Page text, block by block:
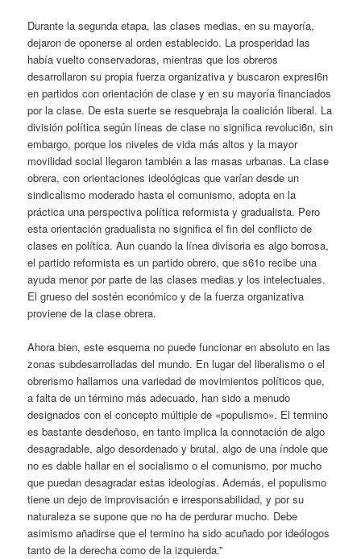
Durante la segunda etapa, las clases medias, en su mayoría,
dejaron de oponerse al orden establecido. La prosperidad las
había vuelto conservadoras, mientras que los obreros
desarrollaron su propia fuerza organizativa y buscaron expresi6n
en partidos con orientación de clase y en su mayoría financiados
por la clase. De esta suerte se resquebraja la coalición liberal. La
división política según líneas de clase no significa revoluci6n, sin
embargo, porque los niveles de vida más altos y la mayor
movilidad social llegaron también a las masas urbanas. La clase
obrera, con orientaciones ideológicas que varían desde un
sindicalismo moderado hasta el comunismo, adopta en la
práctica una perspectiva política reformista y gradualista. Pero
esta orientación gradualista no significa el fin del conflicto de
clases en política. Aun cuando la línea divisoria es algo borrosa,
el partido reformista es un partido obrero, que s61o recibe una
ayuda menor por parte de las clases medias y los intelectuales.
El grueso del sostén económico y de la fuerza organizativa
proviene de la clase obrera.
Ahora bien, este esquema no puede funcionar en absoluto en las
zonas subdesarrolladas del mundo. En lugar del liberalismo o el
obrerismo hallamos una variedad de movimientos políticos que,
a falta de un término más adecuado, han sido a menudo
designados con el concepto múltiple de «populismo». El termino
es bastante desdeñoso, en tanto implica la connotación de algo
desagradable, algo desordenado y brutal, algo de una índole que
no es dable hallar en el socialismo o el comunismo, por mucho
que puedan desagradar estas ideologías. Además, el populismo
tiene un dejo de improvisación e irresponsabilidad, y por su
naturaleza se supone que no ha de perdurar mucho. Debe
asimismo añadirse que el termino ha sido acuñado por ideólogos
tanto de la derecha como de la izquierda.”